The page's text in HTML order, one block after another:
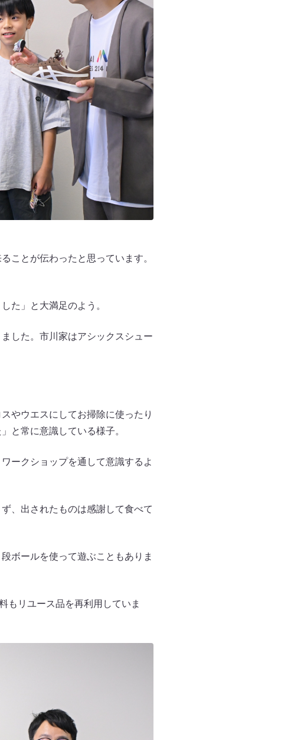
ことが伝わったと思っています。
た」と大満足のよう。
した。市川家はアシックスシュー
やウエスにしてお掃除に使ったり
と常に意識している様子。
ークショップを通して意識するよ
、出されたものは感謝して食べて
ボールを使って遊ぶこともありま
もリユース品を再利用していま